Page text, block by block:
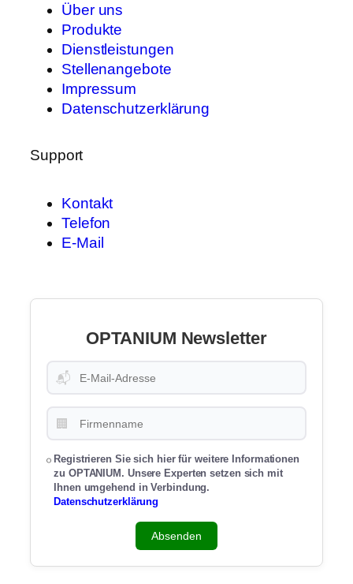
Über uns
Produkte
Dienstleistungen
Stellenangebote
Impressum
Datenschutzerklärung
Support
Kontakt
Telefon
E-Mail
OPTANIUM Newsletter
📬
🏢
Registrieren Sie sich hier für weitere Informationen
zu OPTANIUM. Unsere Experten setzen sich mit
Ihnen umgehend in Verbindung.
Datenschutzerklärung
Absenden